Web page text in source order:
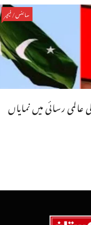
سائنس/فیچر
عالمی رسائی میں نمایاں